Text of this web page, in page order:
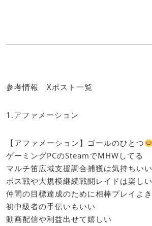
参考情報 Xポスト一覧
1.アファメーション
【アファメーション】ゴールのひとつ
ゲーミングPCのSteamでMHWしてる
マルチ笛広域支援調合捕獲は気持ちいい
ボス戦や大規模継続戦闘レイドは楽しい
仲間の目標達成のために相棒プレイよき
初中級者の手伝いもいい
動画配信や利益出せて嬉しい